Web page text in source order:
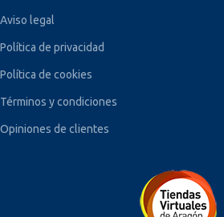
Aviso legal
Política de privacidad
Política de cookies
Términos y condiciones
Opiniones de clientes